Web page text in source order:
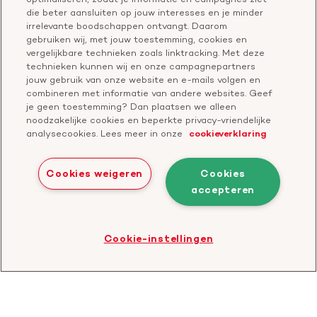
Geef ter nagedachtenis
Start een actie
Vragen over donateurschap
Klachtenformulier
Check je gesprek
Doneer
Bezoek
onze
Facebook
Bezoek
ons
YouTube
Bezoek
onze
LinkedIn
Bezoek
onze
TikTok
profiel
Bezoek
onze
Twitter
profiel
Bezoek
onze
Threads
profiel
Privacyverklaring
Bezoek
die beter aansluiten op jouw interesses en je minder
irrelevante boodschappen ontvangt. Daarom
gebruiken wij, met jouw toestemming, cookies en
vergelijkbare technieken zoals linktracking. Met deze
technieken kunnen wij en onze campagnepartners
jouw gebruik van onze website en e-mails volgen en
combineren met informatie van andere websites. Geef
je geen toestemming? Dan plaatsen we alleen
noodzakelijke cookies en beperkte privacy-vriendelijke
analysecookies. Lees meer in onze
cookieverklaring
Cookies
accepteren
Cookies weigeren
Cookie-instellingen